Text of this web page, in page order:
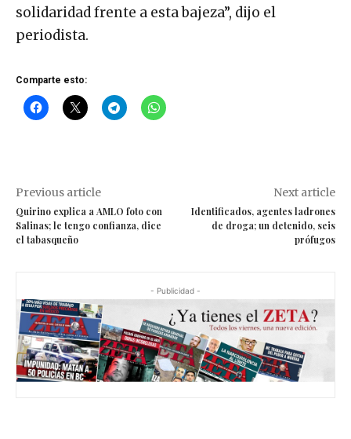
solidaridad frente a esta bajeza”, dijo el
periodista.
Comparte esto:
Previous article
Quirino explica a AMLO foto con
Salinas; le tengo confianza, dice
el tabasqueño
Next article
Identificados, agentes ladrones
de droga; un detenido, seis
prófugos
- Publicidad -